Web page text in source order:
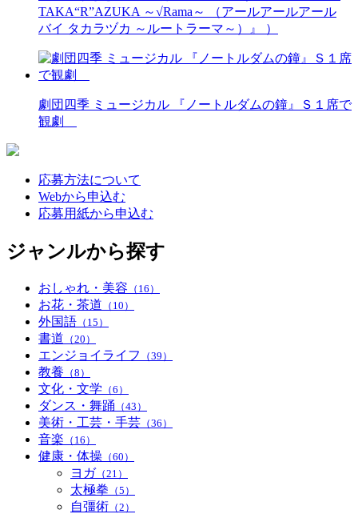
TAKA“R”AZUKA ～√Rama～ （アールアールアール
バイ タカラヅカ ～ルートラーマ～）』 ）
劇団四季 ミュージカル 『ノートルダムの鐘』Ｓ１席で
観劇
応募方法について
Webから申込む
応募用紙から申込む
ジャンルから探す
おしゃれ・美容 （16）
お花・茶道 （10）
外国語 （15）
書道 （20）
エンジョイライフ （39）
教養 （8）
文化・文学 （6）
ダンス・舞踊 （43）
美術・工芸・手芸 （36）
音楽 （16）
健康・体操 （60）
ヨガ （21）
太極拳 （5）
自彊術 （2）